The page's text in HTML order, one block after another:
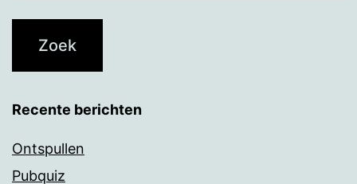
Recente berichten
Ontspullen
Pubquiz